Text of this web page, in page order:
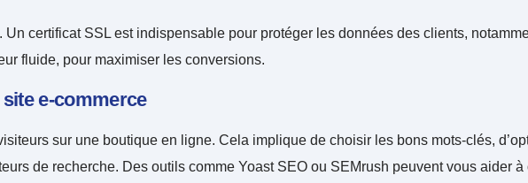
certificat SSL est indispensable pour protéger les données des clients,
fluide, pour maximiser les conversions.
e-commerce
sur une boutique en ligne. Cela implique de choisir les bons mots-clés,
de recherche. Des outils comme Yoast SEO ou SEMrush peuvent vous aider à